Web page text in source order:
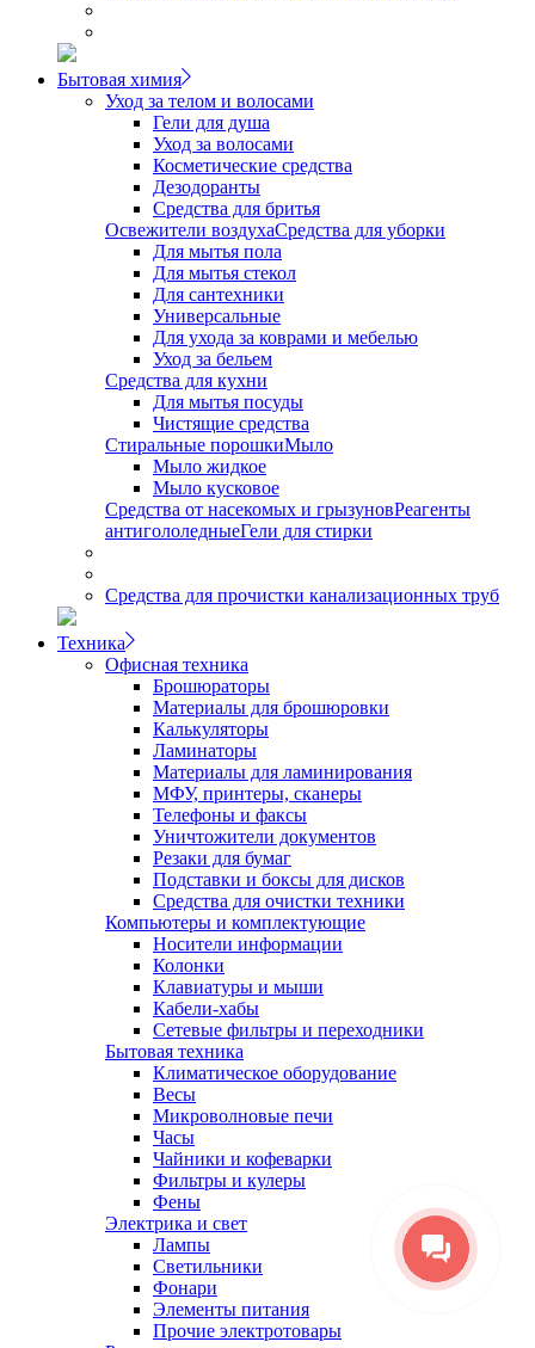
Бытовая химия
Уход за телом и волосами
Гели для душа
Уход за волосами
Косметические средства
Дезодоранты
Средства для бритья
Освежители воздухаСредства для уборки
Для мытья пола
Для мытья стекол
Для сантехники
Универсальные
Для ухода за коврами и мебелью
Уход за бельем
Средства для кухни
Для мытья посуды
Чистящие средства
Стиральные порошкиМыло
Мыло жидкое
Мыло кусковое
Средства от насекомых и грызуновРеагенты
антигололедныеГели для стирки
Средства для прочистки канализационных труб
Техника
Офисная техника
Брошюраторы
Материалы для брошюровки
Калькуляторы
Ламинаторы
Материалы для ламинирования
МФУ, принтеры, сканеры
Телефоны и факсы
Уничтожители документов
Резаки для бумаг
Подставки и боксы для дисков
Средства для очистки техники
Компьютеры и комплектующие
Носители информации
Колонки
Клавиатуры и мыши
Кабели-хабы
Сетевые фильтры и переходники
Бытовая техника
Климатическое оборудование
Весы
Микроволновые печи
Часы
Чайники и кофеварки
Фильтры и кулеры
Фены
Электрика и свет
Лампы
Светильники
Фонари
Элементы питания
Прочие электротовары